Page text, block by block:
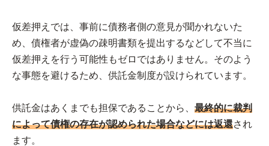
仮差押えでは、事前に債務者側の意見が聞かれないた
め、債権者が虚偽の疎明書類を提出するなどして不当に
仮差押えを行う可能性もゼロではありません。そのよう
な事態を避けるため、供託金制度が設けられています。
供託金はあくまでも担保であることから、 最終的に裁判
によって債権の存在が認められた場合などには返還され
ます。